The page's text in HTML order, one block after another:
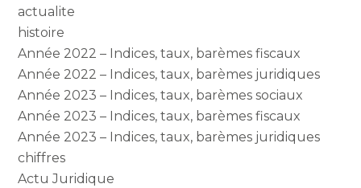
actualite
histoire
Année 2022 – Indices, taux, barèmes fiscaux
Année 2022 – Indices, taux, barèmes juridiques
Année 2023 – Indices, taux, barèmes sociaux
Année 2023 – Indices, taux, barèmes fiscaux
Année 2023 – Indices, taux, barèmes juridiques
chiffres
Actu Juridique